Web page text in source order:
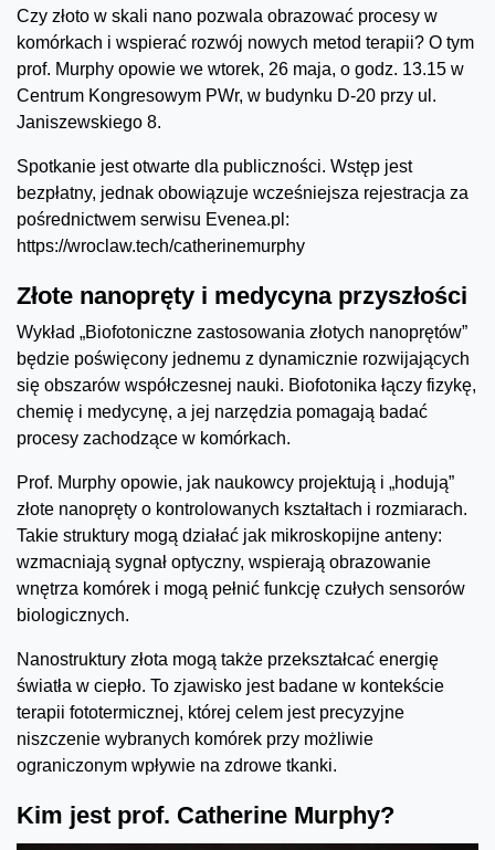
Czy złoto w skali nano pozwala obrazować procesy w
komórkach i wspierać rozwój nowych metod terapii? O tym
prof. Murphy opowie we wtorek, 26 maja, o godz. 13.15 w
Centrum Kongresowym PWr, w budynku D-20 przy ul.
Janiszewskiego 8.
Spotkanie jest otwarte dla publiczności. Wstęp jest
bezpłatny, jednak obowiązuje wcześniejsza rejestracja za
pośrednictwem serwisu Evenea.pl:
https://wroclaw.tech/catherinemurphy
Złote nanopręty i medycyna przyszłości
Wykład „Biofotoniczne zastosowania złotych nanoprętów”
będzie poświęcony jednemu z dynamicznie rozwijających
się obszarów współczesnej nauki. Biofotonika łączy fizykę,
chemię i medycynę, a jej narzędzia pomagają badać
procesy zachodzące w komórkach.
Prof. Murphy opowie, jak naukowcy projektują i „hodują”
złote nanopręty o kontrolowanych kształtach i rozmiarach.
Takie struktury mogą działać jak mikroskopijne anteny:
wzmacniają sygnał optyczny, wspierają obrazowanie
wnętrza komórek i mogą pełnić funkcję czułych sensorów
biologicznych.
Nanostruktury złota mogą także przekształcać energię
światła w ciepło. To zjawisko jest badane w kontekście
terapii fototermicznej, której celem jest precyzyjne
niszczenie wybranych komórek przy możliwie
ograniczonym wpływie na zdrowe tkanki.
Kim jest prof. Catherine Murphy?